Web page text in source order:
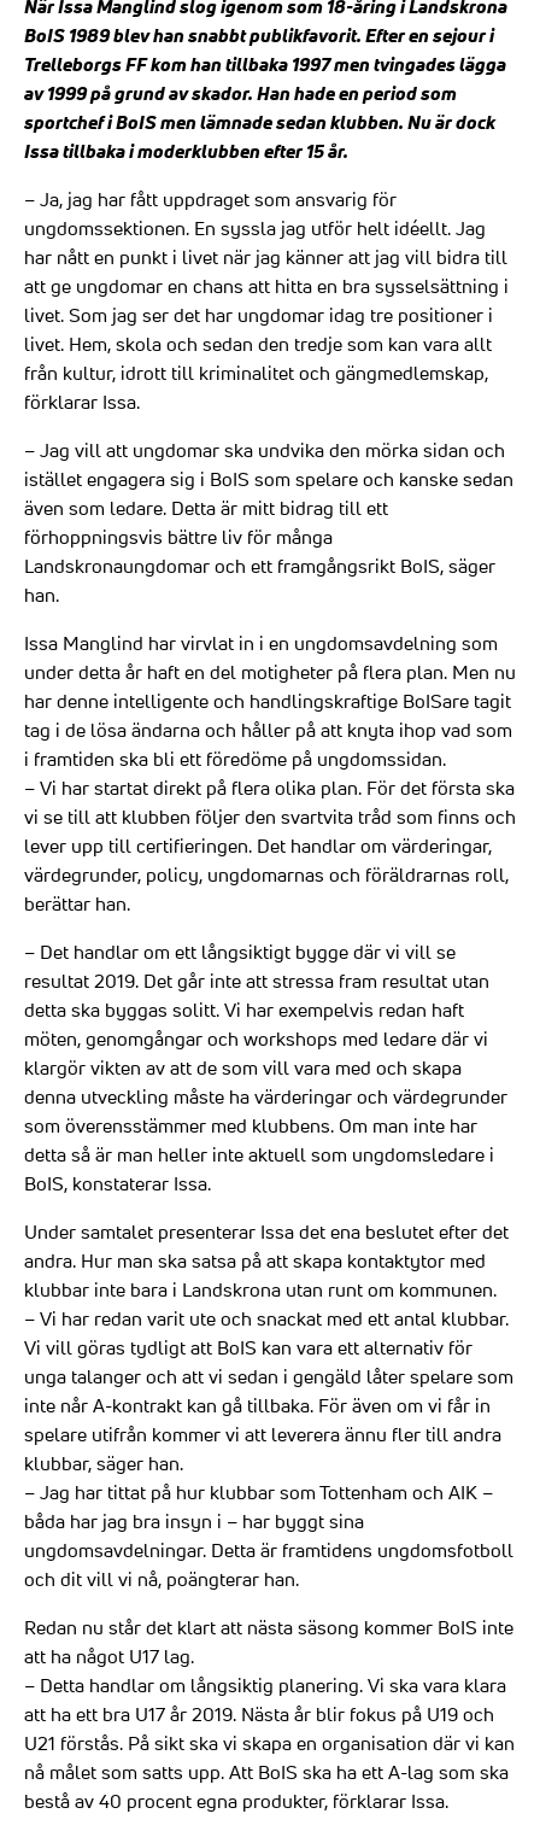
När Issa Manglind slog igenom som 18-åring i Landskrona
BoIS 1989 blev han snabbt publikfavorit. Efter en sejour i
Trelleborgs FF kom han tillbaka 1997 men tvingades lägga
av 1999 på grund av skador. Han hade en period som
sportchef i BoIS men lämnade sedan klubben. Nu är dock
Issa tillbaka i moderklubben efter 15 år.
– Ja, jag har fått uppdraget som ansvarig för
ungdomssektionen. En syssla jag utför helt idéellt. Jag
har nått en punkt i livet när jag känner att jag vill bidra till
att ge ungdomar en chans att hitta en bra sysselsättning i
livet. Som jag ser det har ungdomar idag tre positioner i
livet. Hem, skola och sedan den tredje som kan vara allt
från kultur, idrott till kriminalitet och gängmedlemskap,
förklarar Issa.
– Jag vill att ungdomar ska undvika den mörka sidan och
istället engagera sig i BoIS som spelare och kanske sedan
även som ledare. Detta är mitt bidrag till ett
förhoppningsvis bättre liv för många
Landskronaungdomar och ett framgångsrikt BoIS, säger
han.
Issa Manglind har virvlat in i en ungdomsavdelning som
under detta år haft en del motigheter på flera plan. Men nu
har denne intelligente och handlingskraftige BoISare tagit
tag i de lösa ändarna och håller på att knyta ihop vad som
i framtiden ska bli ett föredöme på ungdomssidan.
– Vi har startat direkt på flera olika plan. För det första ska
vi se till att klubben följer den svartvita tråd som finns och
lever upp till certifieringen. Det handlar om värderingar,
värdegrunder, policy, ungdomarnas och föräldrarnas roll,
berättar han.
– Det handlar om ett långsiktigt bygge där vi vill se
resultat 2019. Det går inte att stressa fram resultat utan
detta ska byggas solitt. Vi har exempelvis redan haft
möten, genomgångar och workshops med ledare där vi
klargör vikten av att de som vill vara med och skapa
denna utveckling måste ha värderingar och värdegrunder
som överensstämmer med klubbens. Om man inte har
detta så är man heller inte aktuell som ungdomsledare i
BoIS, konstaterar Issa.
Under samtalet presenterar Issa det ena beslutet efter det
andra. Hur man ska satsa på att skapa kontaktytor med
klubbar inte bara i Landskrona utan runt om kommunen.
– Vi har redan varit ute och snackat med ett antal klubbar.
Vi vill göras tydligt att BoIS kan vara ett alternativ för
unga talanger och att vi sedan i gengäld låter spelare som
inte når A-kontrakt kan gå tillbaka. För även om vi får in
spelare utifrån kommer vi att leverera ännu fler till andra
klubbar, säger han.
– Jag har tittat på hur klubbar som Tottenham och AIK –
båda har jag bra insyn i – har byggt sina
ungdomsavdelningar. Detta är framtidens ungdomsfotboll
och dit vill vi nå, poängterar han.
Redan nu står det klart att nästa säsong kommer BoIS inte
att ha något U17 lag.
– Detta handlar om långsiktig planering. Vi ska vara klara
att ha ett bra U17 år 2019. Nästa år blir fokus på U19 och
U21 förstås. På sikt ska vi skapa en organisation där vi kan
nå målet som satts upp. Att BoIS ska ha ett A-lag som ska
bestå av 40 procent egna produkter, förklarar Issa.